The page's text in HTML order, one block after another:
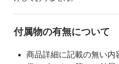
付属物の有無について
商品詳細に記載の無い内